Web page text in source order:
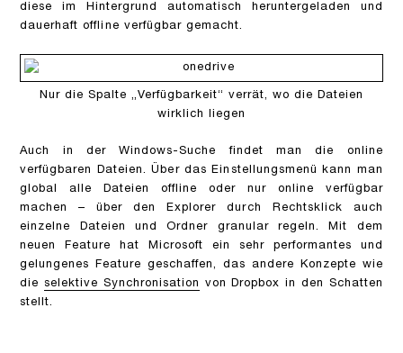
diese im Hintergrund automatisch heruntergeladen und
dauerhaft offline verfügbar gemacht.
Nur die Spalte „Verfügbarkeit“ verrät, wo die Dateien
wirklich liegen
Auch in der Windows-Suche findet man die online
verfügbaren Dateien. Über das Einstellungsmenü kann man
global alle Dateien offline oder nur online verfügbar
machen – über den Explorer durch Rechtsklick auch
einzelne Dateien und Ordner granular regeln. Mit dem
neuen Feature hat Microsoft ein sehr performantes und
gelungenes Feature geschaffen, das andere Konzepte wie
die selektive Synchronisation
von Dropbox in den Schatten
stellt.